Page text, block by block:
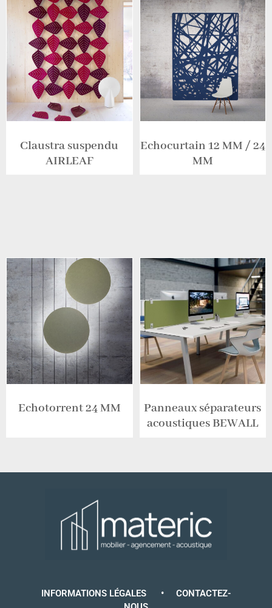
Claustra suspendu
AIRLEAF
Echocurtain 12 MM / 24
MM
Echotorrent 24 MM
Panneaux séparateurs
acoustiques BEWALL
INFORMATIONS LÉGALES • CONTACTEZ-